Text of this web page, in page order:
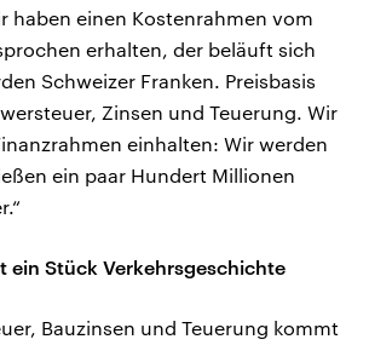
haben einen Kostenrahmen vom
erhalten, der beläuft sich
Schweizer Franken. Preisbasis
Zinsen und Teuerung. Wir
einhalten: Wir werden
ein paar Hundert Millionen
ein Stück Verkehrsgeschichte
Bauzinsen und Teuerung kommt